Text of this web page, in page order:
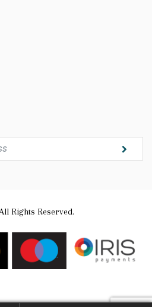
Rights Reserved.